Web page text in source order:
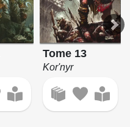
Tome 13
Kor'nyr